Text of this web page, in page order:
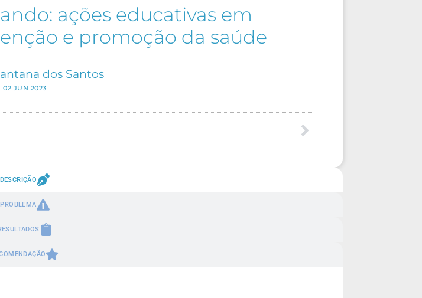
ações educativas em
e promoção da saúde
dos Santos
02 JUN 2023
DESCRIÇÃO
PROBLEMA